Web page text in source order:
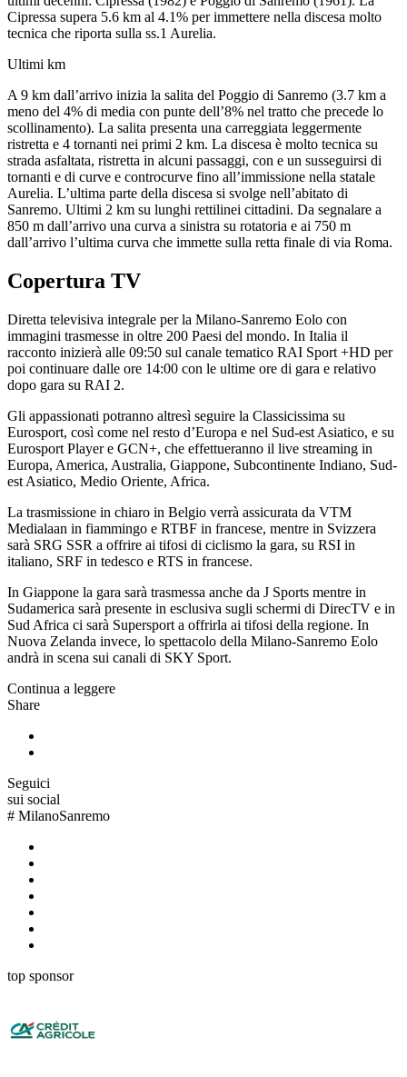
Cipressa supera 5.6 km al 4.1% per immettere nella discesa molto
tecnica che riporta sulla ss.1 Aurelia.
Ultimi km
A 9 km dall’arrivo inizia la salita del Poggio di Sanremo (3.7 km a
meno del 4% di media con punte dell’8% nel tratto che precede lo
scollinamento). La salita presenta una carreggiata leggermente
ristretta e 4 tornanti nei primi 2 km. La discesa è molto tecnica su
strada asfaltata, ristretta in alcuni passaggi, con e un susseguirsi di
tornanti e di curve e controcurve fino all’immissione nella statale
Aurelia. L’ultima parte della discesa si svolge nell’abitato di
Sanremo. Ultimi 2 km su lunghi rettilinei cittadini. Da segnalare a
850 m dall’arrivo una curva a sinistra su rotatoria e ai 750 m
dall’arrivo l’ultima curva che immette sulla retta finale di via Roma.
Copertura TV
Diretta televisiva integrale per la Milano-Sanremo Eolo con
immagini trasmesse in oltre 200 Paesi del mondo. In Italia il
racconto inizierà alle 09:50 sul canale tematico RAI Sport +HD per
poi continuare dalle ore 14:00 con le ultime ore di gara e relativo
dopo gara su RAI 2.
Gli appassionati potranno altresì seguire la Classicissima su
Eurosport, così come nel resto d’Europa e nel Sud-est Asiatico, e su
Eurosport Player e GCN+, che effettueranno il live streaming in
Europa, America, Australia, Giappone, Subcontinente Indiano, Sud-
est Asiatico, Medio Oriente, Africa.
La trasmissione in chiaro in Belgio verrà assicurata da VTM
Medialaan in fiammingo e RTBF in francese, mentre in Svizzera
sarà SRG SSR a offrire ai tifosi di ciclismo la gara, su RSI in
italiano, SRF in tedesco e RTS in francese.
In Giappone la gara sarà trasmessa anche da J Sports mentre in
Sudamerica sarà presente in esclusiva sugli schermi di DirecTV e in
Sud Africa ci sarà Supersport a offrirla ai tifosi della regione. In
Nuova Zelanda invece, lo spettacolo della Milano-Sanremo Eolo
andrà in scena sui canali di SKY Sport.
Continua a leggere
Share
Seguici
sui social
# MilanoSanremo
top sponsor